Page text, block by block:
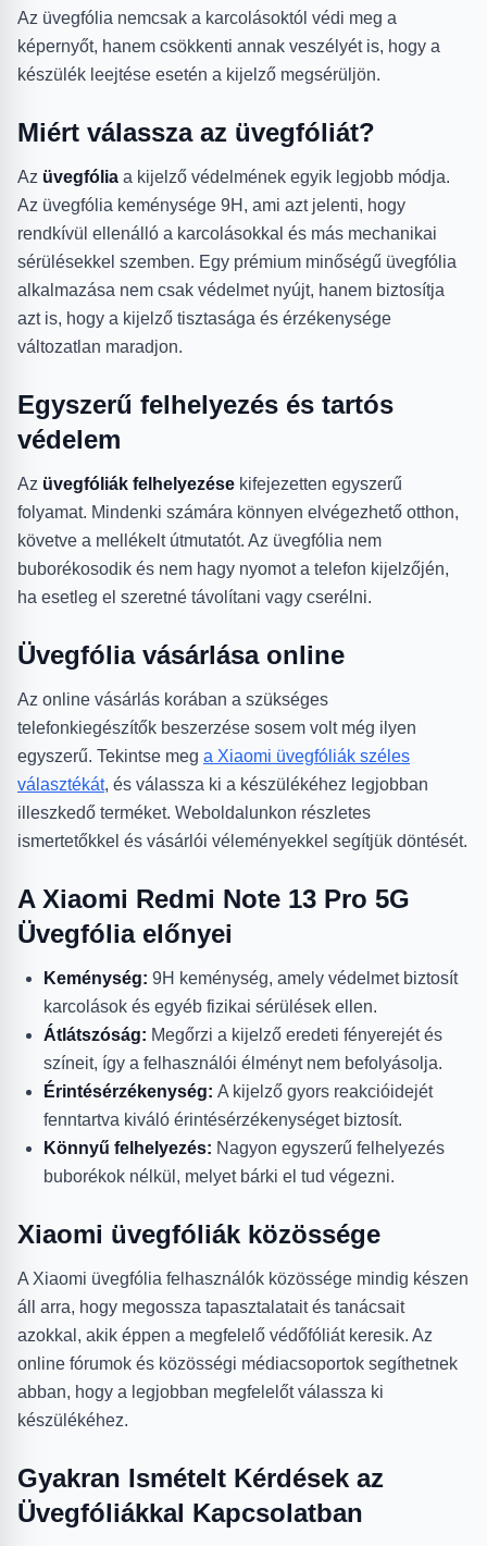
Az üvegfólia nemcsak a karcolásoktól védi meg a
képernyőt, hanem csökkenti annak veszélyét is, hogy a
készülék leejtése esetén a kijelző megsérüljön.
Miért válassza az üvegfóliát?
Az üvegfólia a kijelző védelmének egyik legjobb módja.
Az üvegfólia keménysége 9H, ami azt jelenti, hogy
rendkívül ellenálló a karcolásokkal és más mechanikai
sérülésekkel szemben. Egy prémium minőségű üvegfólia
alkalmazása nem csak védelmet nyújt, hanem biztosítja
azt is, hogy a kijelző tisztasága és érzékenysége
változatlan maradjon.
Egyszerű felhelyezés és tartós
védelem
Az üvegfóliák felhelyezése kifejezetten egyszerű
folyamat. Mindenki számára könnyen elvégezhető otthon,
követve a mellékelt útmutatót. Az üvegfólia nem
buborékosodik és nem hagy nyomot a telefon kijelzőjén,
ha esetleg el szeretné távolítani vagy cserélni.
Üvegfólia vásárlása online
Az online vásárlás korában a szükséges
telefonkiegészítők beszerzése sosem volt még ilyen
egyszerű. Tekintse meg a Xiaomi üvegfóliák széles
választékát, és válassza ki a készülékéhez legjobban
illeszkedő terméket. Weboldalunkon részletes
ismertetőkkel és vásárlói véleményekkel segítjük döntését.
A Xiaomi Redmi Note 13 Pro 5G
Üvegfólia előnyei
Keménység: 9H keménység, amely védelmet biztosít
karcolások és egyéb fizikai sérülések ellen.
Átlátszóság: Megőrzi a kijelző eredeti fényerejét és
színeit, így a felhasználói élményt nem befolyásolja.
Érintésérzékenység: A kijelző gyors reakcióidejét
fenntartva kiváló érintésérzékenységet biztosít.
Könnyű felhelyezés: Nagyon egyszerű felhelyezés
buborékok nélkül, melyet bárki el tud végezni.
Xiaomi üvegfóliák közössége
A Xiaomi üvegfólia felhasználók közössége mindig készen
áll arra, hogy megossza tapasztalatait és tanácsait
azokkal, akik éppen a megfelelő védőfóliát keresik. Az
online fórumok és közösségi médiacsoportok segíthetnek
abban, hogy a legjobban megfelelőt válassza ki
készülékéhez.
Gyakran Ismételt Kérdések az
Üvegfóliákkal Kapcsolatban